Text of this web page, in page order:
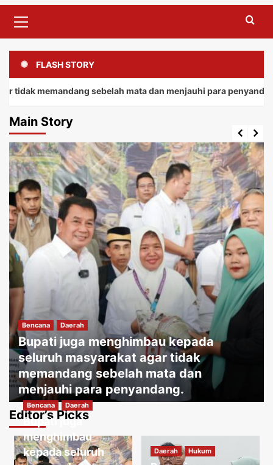
Menu
FLASH STORY
sebelah mata dan menjauhi para penyandang.
Main Story
Bencana Daerah
Bupati juga menghimbau kepada
seluruh masyarakat agar tidak
memandang sebelah mata dan
menjauhi para penyandang.
Jakartakoma Agustus 8, 2026
Editor’s Picks
Bencana Daerah
Bupati juga
menghimbau
kepada seluruh
Daerah Hukum
3
Daerah
Warga menguatirkan jika kabel jatuh
ketanah, membahayakan penduduk
sekitar.